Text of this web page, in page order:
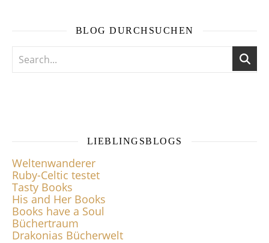
BLOG DURCHSUCHEN
LIEBLINGSBLOGS
Weltenwanderer
Ruby-Celtic testet
Tasty Books
His and Her Books
Books have a Soul
Büchertraum
Drakonias Bücherwelt